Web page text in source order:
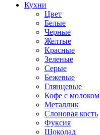
Кухни
Цвет
Белые
Черные
Желтые
Красные
Зеленые
Серые
Бежевые
Глянцевые
Кофе с молоком
Металлик
Слоновая кость
Фуксия
Шоколад